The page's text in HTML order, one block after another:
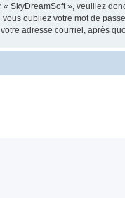
SkyDreamSoft », veuillez
oubliez votre mot de
adresse courriel, après